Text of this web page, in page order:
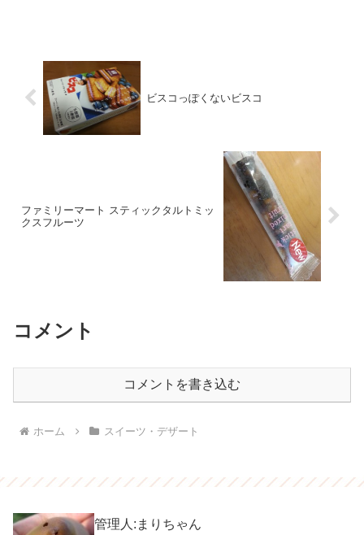
ビスコっぽくないビスコ
ファミリーマート スティックタルトミッ
クスフルーツ
コメント
コメントを書き込む
ホーム スイーツ・デザート
管理人:まりちゃん